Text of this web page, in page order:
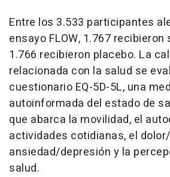
Entre los 3.533 participantes
ensayo FLOW, 1.767
1.766 recibieron placebo. La
relacionada con la salud se
cuestionario EQ-5D-5L, una
autoinformada del estado de
que abarca la movilidad, el
actividades cotidianas, el
ansiedad/depresión y la
salud.